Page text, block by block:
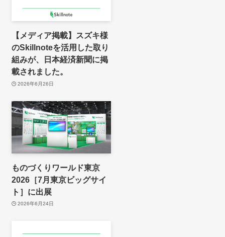
【メディア掲載】スズキ様
のSkillnoteを活用した取り
組みが、日本経済新聞に掲
載されました。
2026年6月26日
ものづくりワールド東京
2026［7月東京ビッグサイ
ト］に出展
2026年6月24日